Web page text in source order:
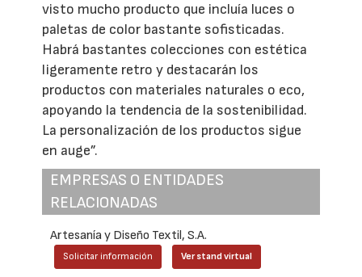
visto mucho producto que incluía luces o
paletas de color bastante sofisticadas.
Habrá bastantes colecciones con estética
ligeramente retro y destacarán los
productos con materiales naturales o eco,
apoyando la tendencia de la sostenibilidad.
La personalización de los productos sigue
en auge”.
EMPRESAS O ENTIDADES
RELACIONADAS
Artesanía y Diseño Textil, S.A.
Solicitar información Ver stand virtual